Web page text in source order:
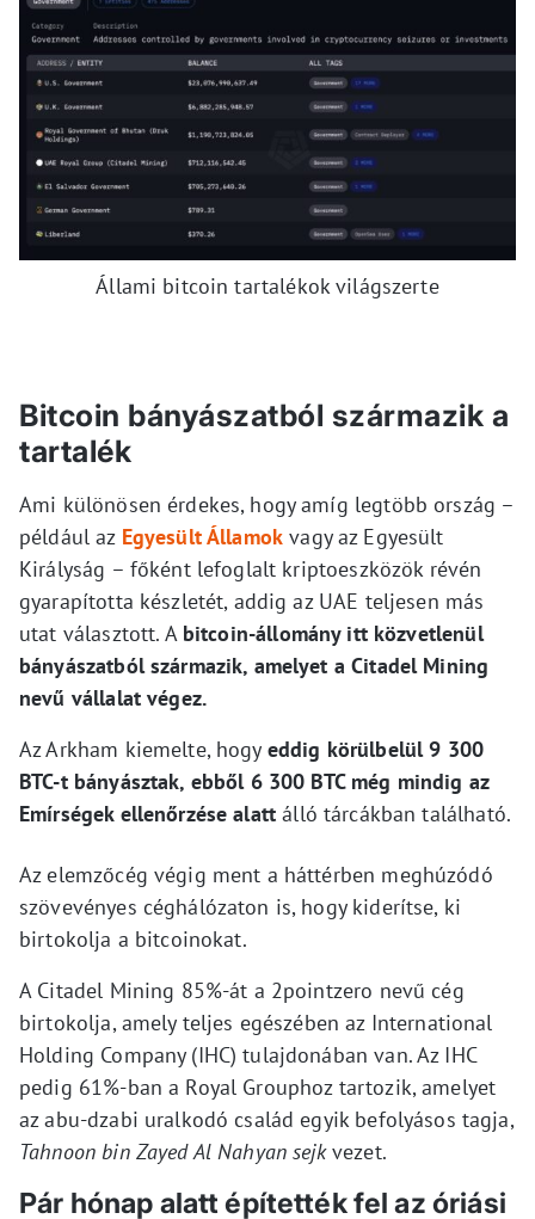
Állami bitcoin tartalékok világszerte
Bitcoin bányászatból származik a
tartalék
Ami különösen érdekes, hogy amíg legtöbb ország –
például az Egyesült Államok vagy az Egyesült
Királyság – főként lefoglalt kriptoeszközök révén
gyarapította készletét, addig az UAE teljesen más
utat választott. A bitcoin-állomány itt közvetlenül
bányászatból származik, amelyet a Citadel Mining
nevű vállalat végez.
Az Arkham kiemelte, hogy eddig körülbelül 9 300
BTC-t bányásztak, ebből 6 300 BTC még mindig az
Emírségek ellenőrzése alatt álló tárcákban található.
Az elemzőcég végig ment a háttérben meghúzódó
szövevényes céghálózaton is, hogy kiderítse, ki
birtokolja a bitcoinokat.
A Citadel Mining 85%-át a 2pointzero nevű cég
birtokolja, amely teljes egészében az International
Holding Company (IHC) tulajdonában van. Az IHC
pedig 61%-ban a Royal Grouphoz tartozik, amelyet
az abu-dzabi uralkodó család egyik befolyásos tagja,
Tahnoon bin Zayed Al Nahyan sejkvezet.
Pár hónap alatt építették fel az óriási